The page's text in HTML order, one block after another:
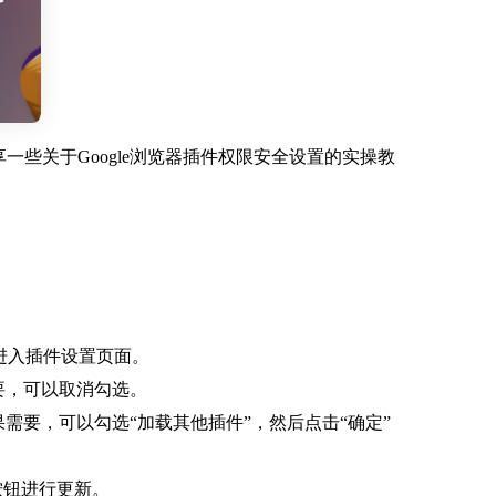
些关于Google浏览器插件权限安全设置的实操教
插件设置页面。
可以取消勾选。
要，可以勾选“加载其他插件”，然后点击“确定”
进行更新。